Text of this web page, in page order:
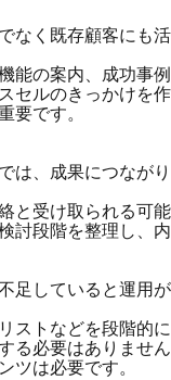
なく既存顧客にも活
能の案内、成功事例
セルのきっかけを作
です。
は、成果につながり
と受け取られる可能
討段階を整理し、内
足していると運用が
ストなどを段階的に
る必要はありません
は必要です。